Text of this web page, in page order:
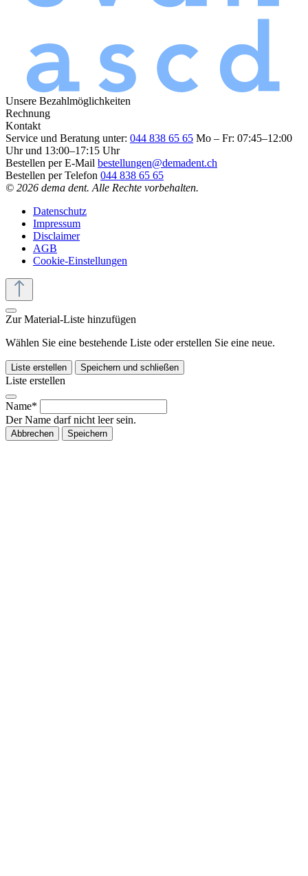
Unsere Bezahlmöglichkeiten
Rechnung
Kontakt
Service und Beratung unter: 044 838 65 65 Mo – Fr: 07:45–12:00
Uhr und 13:00–17:15 Uhr
Bestellen per E-Mail bestellungen@demadent.ch
Bestellen per Telefon 044 838 65 65
© 2026 dema dent. Alle Rechte vorbehalten.
Datenschutz
Impressum
Disclaimer
AGB
Cookie-Einstellungen
Zur Material-Liste hinzufügen
Wählen Sie eine bestehende Liste oder erstellen Sie eine neue.
Liste erstellen Speichern und schließen
Liste erstellen
Name*
Der Name darf nicht leer sein.
Abbrechen Speichern